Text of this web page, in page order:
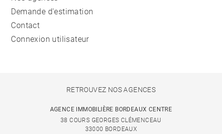
Demande d'estimation
Contact
Connexion utilisateur
RETROUVEZ NOS AGENCES
AGENCE IMMOBILIÈRE BORDEAUX CENTRE
38 COURS GEORGES CLÉMENCEAU
33000 BORDEAUX